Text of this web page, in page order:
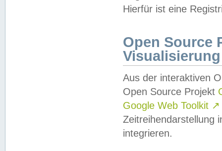
Hierfür ist eine
Open Source
Visualisierung
Aus der interaktiven
Open Source Projekt
Google Web Toolkit ↗
Zeitreihendarstellung
integrieren.